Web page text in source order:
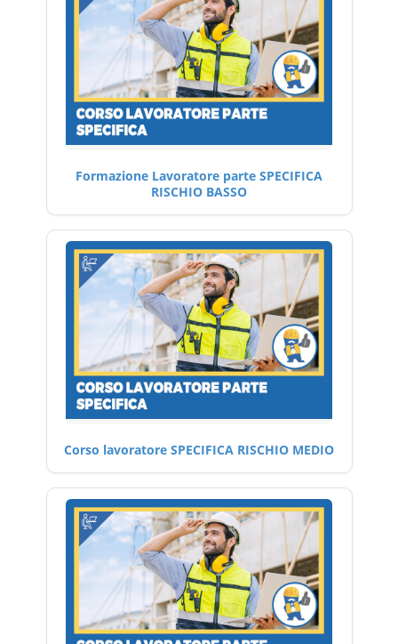
Formazione Lavoratore parte SPECIFICA
RISCHIO BASSO
Corso lavoratore SPECIFICA RISCHIO MEDIO